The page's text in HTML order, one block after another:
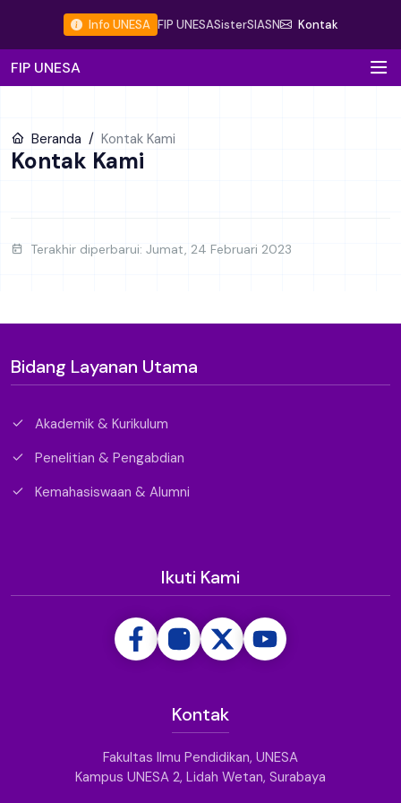
Info UNESA FIP UNESASisterSIASN Kontak
FIP UNESA
Beranda Kontak Kami
Kontak Kami
Terakhir diperbarui: Jumat, 24 Februari 2023
Bidang Layanan Utama
Akademik & Kurikulum
Penelitian & Pengabdian
Kemahasiswaan & Alumni
Ikuti Kami
Kontak
Fakultas Ilmu Pendidikan, UNESA
Kampus UNESA 2, Lidah Wetan, Surabaya